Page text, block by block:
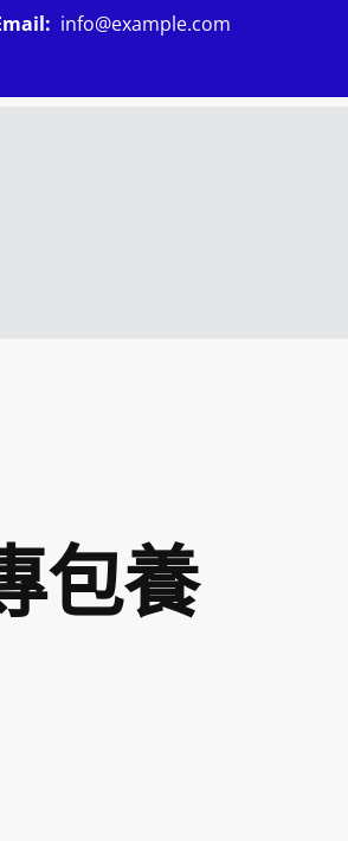
info@example.com
包養